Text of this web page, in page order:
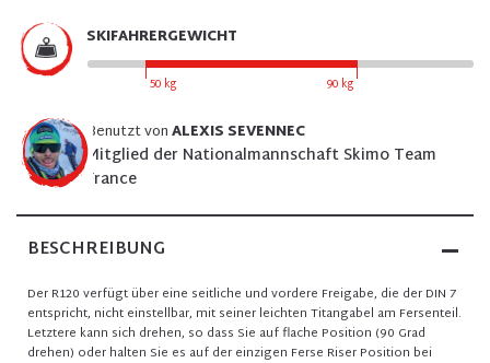
SKIFAHRERGEWICHT
50 kg 90 kg
Benutzt vonALEXIS SEVENNEC
Mitglied der Nationalmannschaft Skimo Team
France
BESCHREIBUNG
Der R120 verfügt über eine seitliche und vordere Freigabe, die der DIN 7
entspricht, nicht einstellbar, mit seiner leichten Titangabel am Fersenteil.
Letztere kann sich drehen, so dass Sie auf flache Position (90 Grad
drehen) oder halten Sie es auf der einzigen Ferse Riser Position bei